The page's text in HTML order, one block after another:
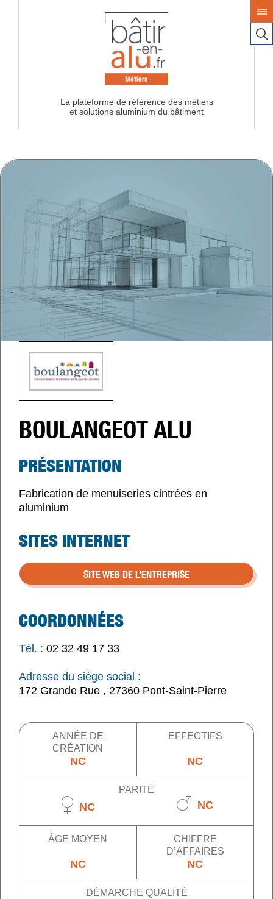
La plateforme de référence des métiers
BOULANGEOT ALU
PRÉSENTATION
Fabrication de menuiseries cintrées en
aluminium
SITES INTERNET
SITE WEB DE L’ENTREPRISE
COORDONNÉES
Tél. : 02 32 49 17 33
Adresse du siège social :
172 Grande Rue , 27360 Pont-Saint-Pierre
ANNÉE DE
CRÉATION
NC
EFFECTIFS
NC
PARITÉ
NC NC
ÂGE MOYEN
NC
CHIFFRE
D’AFFAIRES
NC
DÉMARCHE QUALITÉ